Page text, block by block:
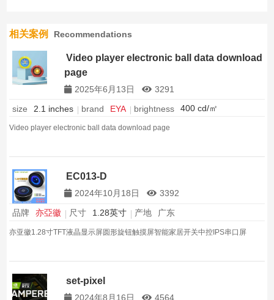
相关案例 Recommendations
Video player electronic ball data download
page
2025年6月13日 3291
size 2.1 inches brand EYA brightness 400 cd/㎡
Video player electronic ball data download page
EC013-D
2024年10月18日 3392
品牌 亦亞徽 尺寸 1.28英寸 产地 广东
亦亚徽1.28寸TFT液晶显示屏圆形旋钮触摸屏智能家居开关中控IPS串口屏
set-pixel
2024年8月16日 4564